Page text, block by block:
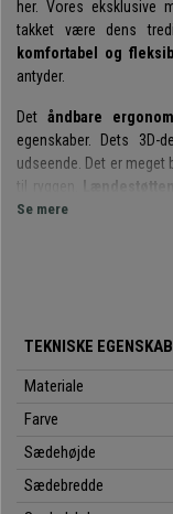
her. Vores eksklusive
takket være dens
komfortabel og
antyder.
Det åndbare
egenskaber. Dets
udseende. Det er
til ryggen.
Lændestøtten
med tiden.
Ergonomien gælder
er meget vigtigt i et
udmattelse.
vinkel) og bløde
Se mere
TEKNISKE
Materiale
Farve
Sædehøjde
Sædebredde